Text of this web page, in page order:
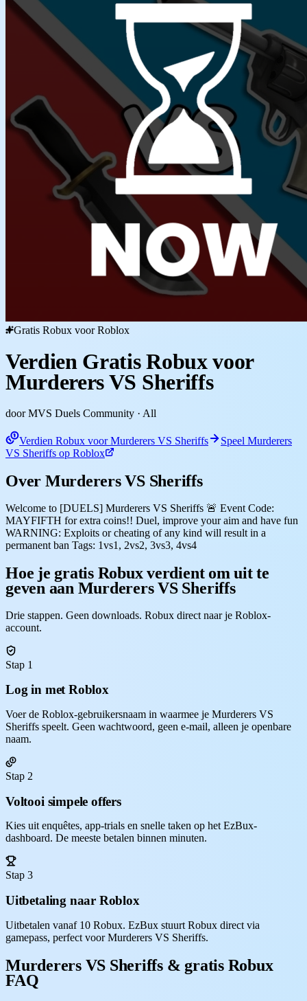
Gratis Robux voor Roblox
Verdien Gratis Robux voor
Murderers VS Sheriffs
door MVS Duels Community · All
Verdien Robux voor Murderers VS Sheriffs
Speel Murderers
VS Sheriffs op Roblox
Over Murderers VS Sheriffs
Welcome to [DUELS] Murderers VS Sheriffs 🚨 Event Code:
MAYFIFTH for extra coins!! Duel, improve your aim and have fun
WARNING: Exploits or cheating of any kind will result in a
permanent ban Tags: 1vs1, 2vs2, 3vs3, 4vs4
Hoe je gratis Robux verdient om uit te
geven aan Murderers VS Sheriffs
Drie stappen. Geen downloads. Robux direct naar je Roblox-
account.
Stap 1
Log in met Roblox
Voer de Roblox-gebruikersnaam in waarmee je Murderers VS
Sheriffs speelt. Geen wachtwoord, geen e-mail, alleen je openbare
naam.
Stap 2
Voltooi simpele offers
Kies uit enquêtes, app-trials en snelle taken op het EzBux-
dashboard. De meeste betalen binnen minuten.
Stap 3
Uitbetaling naar Roblox
Uitbetalen vanaf 10 Robux. EzBux stuurt Robux direct via
gamepass, perfect voor Murderers VS Sheriffs.
Murderers VS Sheriffs & gratis Robux
FAQ